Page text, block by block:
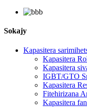
Sokajy
Kapasitera
Kapasitera
Kapasitera
IGBT/GTO
Kapasitera
Fitehirizana
Kapasitera